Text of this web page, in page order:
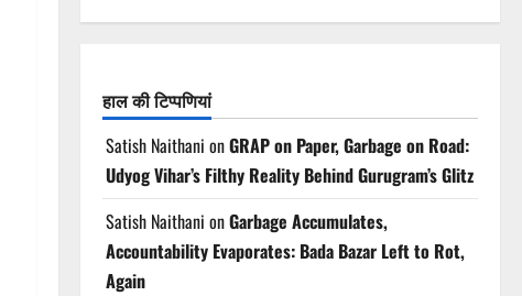
हाल की टिप्पणियां
Satish Naithani onGRAP on Paper, Garbage on Road:
Udyog Vihar’s Filthy Reality Behind Gurugram’s Glitz
Satish Naithani onGarbage Accumulates,
Accountability Evaporates: Bada Bazar Left to Rot,
Again